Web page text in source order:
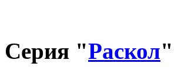
Серия "Раскол"